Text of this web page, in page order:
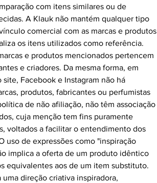
com itens similares ou de
A Klauk não mantém qualquer tipo
comercial com as marcas e produtos
os itens utilizados como referência.
e produtos mencionados pertencem
e criadores. Da mesma forma, em
site, Facebook e Instagram não há
produtos, fabricantes ou perfumistas
de não afiliação, não têm associação
cuja menção tem fins puramente
voltados a facilitar o entendimento dos
uso de expressões como "inspiração
implica a oferta de um produto idêntico
equivalentes aos de um item substituto.
direção criativa inspiradora,